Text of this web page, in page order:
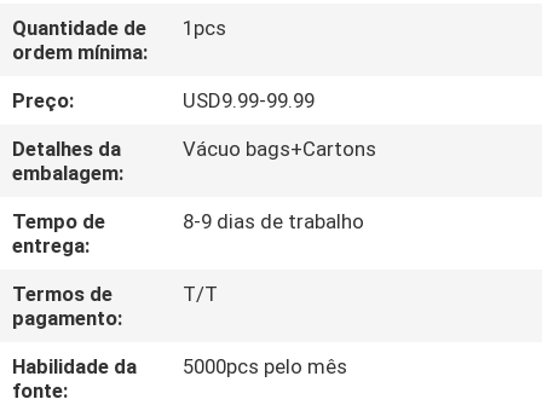
VISITA
À
FÁBRICA
CONTROLE
DE
QUALIDADE
CONTACTE-
NOS
Quantidade de
ordem mínima:
1pcs
Preço:
USD9.99-99.99
Detalhes da
embalagem:
Vácuo bags+Cartons
Tempo de
entrega:
8-9 dias de trabalho
Termos de
pagamento:
T/T
Habilidade da
fonte:
5000pcs pelo mês